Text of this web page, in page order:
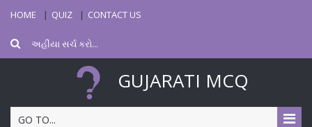
HOME QUIZ CONTACT US
GUJARATI MCQ
GO TO...